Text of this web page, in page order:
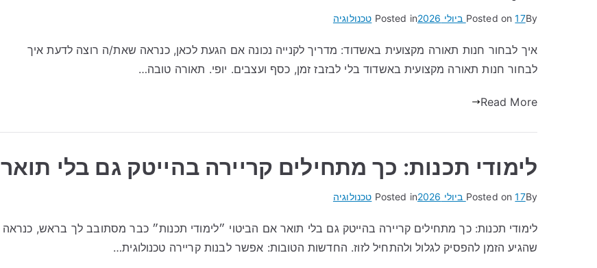
By
Posted on17 ביולי 2026 Posted in טכנולוגיה
איך לבחור חנות תאורה מקצועית באשדוד: מדריך לקנייה נכונה אם הגעת לכאן, כנראה שאת/ה רוצה לדעת איך
לבחור חנות תאורה מקצועית באשדוד בלי לבזבז זמן, כסף ועצבים. יופי. תאורה טובה…
Read More
לימודי תכנות: כך מתחילים קריירה בהייטק גם בלי תואר
By
Posted on17 ביולי 2026 Posted in טכנולוגיה
לימודי תכנות: כך מתחילים קריירה בהייטק גם בלי תואר אם הביטוי ״לימודי תכנות״ כבר מסתובב לך בראש, כנראה
שהגיע הזמן להפסיק לגלול ולהתחיל לזוז. החדשות הטובות: אפשר לבנות קריירה טכנולוגית…